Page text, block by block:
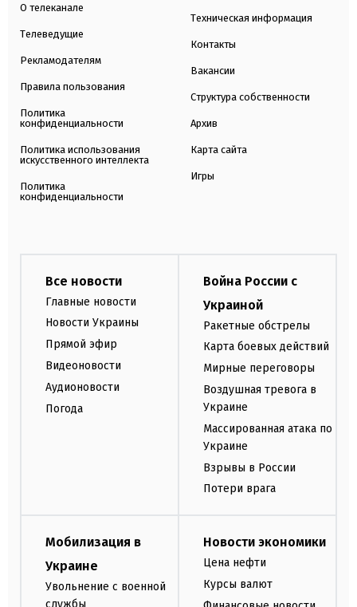
О телеканале
Телеведущие
Рекламодателям
Правила пользования
Политика
конфиденциальности
Политика использования
искусственного интеллекта
Политика
конфиденциальности
Техническая информация
Контакты
Вакансии
Структура собственности
Архив
Карта сайта
Игры
Все новости
Главные новости
Новости Украины
Прямой эфир
Видеоновости
Аудионовости
Погода
Война России с
Украиной
Ракетные обстрелы
Карта боевых действий
Мирные переговоры
Воздушная тревога в
Украине
Массированная атака по
Украине
Взрывы в России
Потери врага
Мобилизация в
Украине
Увольнение с военной
Новости экономики
Цена нефти
Курсы валют